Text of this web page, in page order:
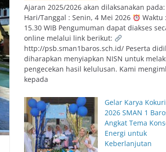
Ajaran 2025/2026 akan dilaksanakan
Hari/Tanggal : Senin, 4 Mei 2026
Waktu
15.30 WIB Pengumuman dapat diakses
online melalui link berikut:
http://psb.sman1baros.sch.id/ Peserta
diharapkan menyiapkan NISN untuk
pengecekan hasil kelulusan. Kami
kepada
Gelar Karya
2026 SMAN 1
Angkat Tema
Energi untuk
Keberlanjutan